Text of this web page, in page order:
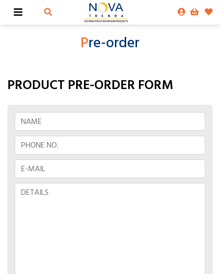
Pre-order
PRODUCT PRE-ORDER FORM